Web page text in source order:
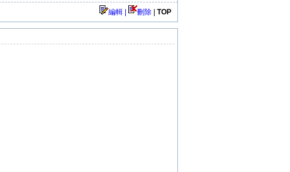
編輯 | 刪除 TOP